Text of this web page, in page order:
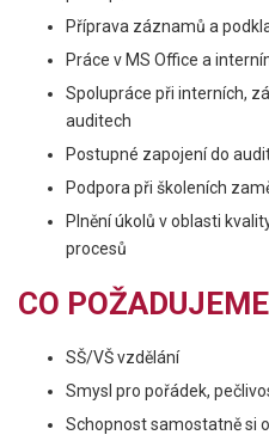
Příprava záznamů a
Práce v MS Office a
Spolupráce při interních,
auditech
Postupné zapojení do
Podpora při školeních
Plnění úkolů v oblasti
procesů
CO
SŠ/VŠ vzdělání
Smysl pro pořádek,
Schopnost samostatně si